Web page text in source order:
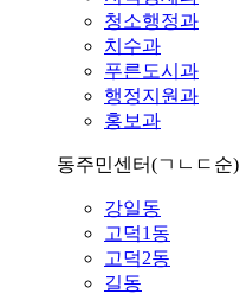
청소행정과
치수과
푸른도시과
행정지원과
홍보과
동주민센터(ㄱㄴㄷ순)
강일동
고덕1동
고덕2동
길동